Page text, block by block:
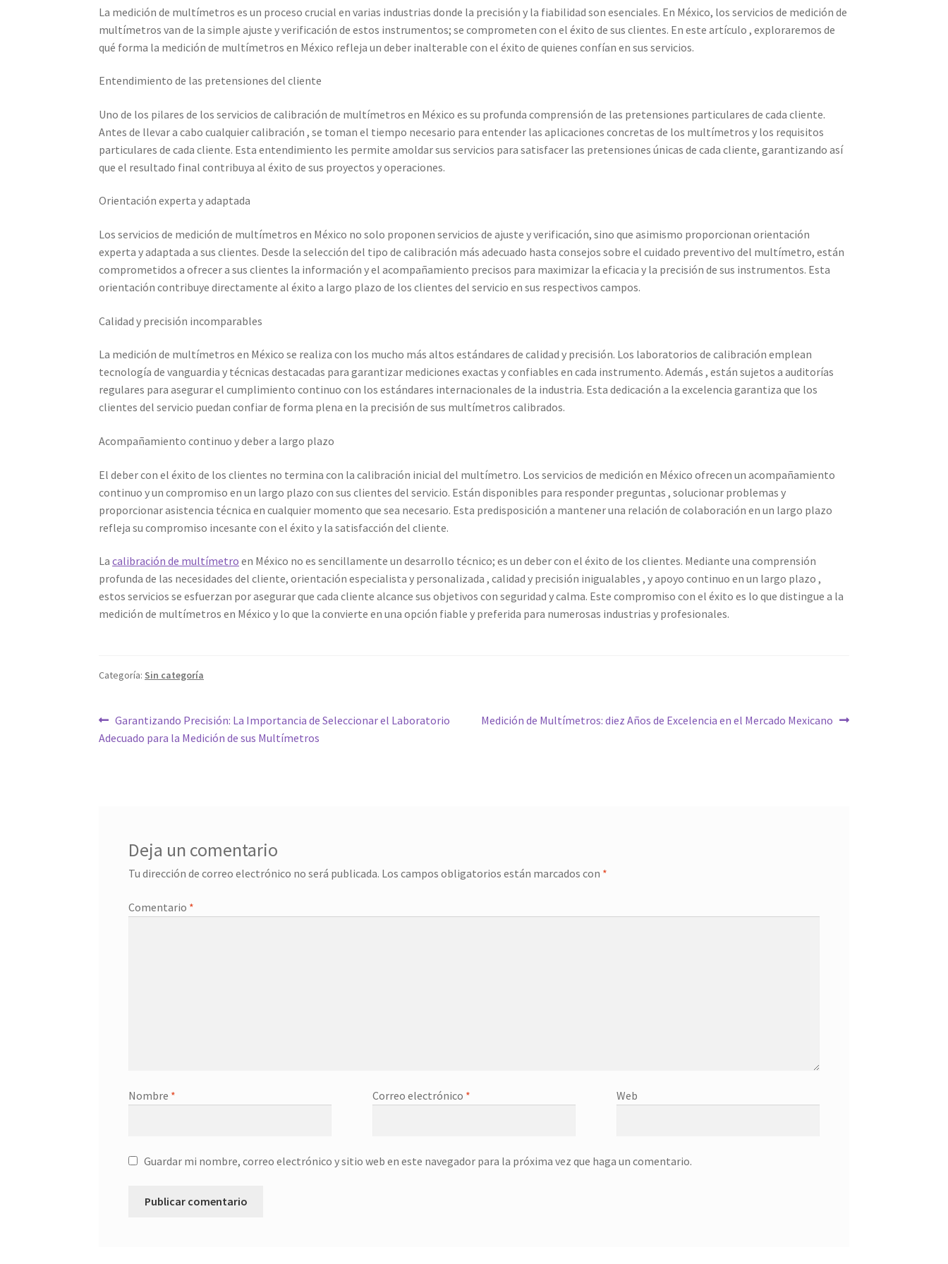
Calibración de Osciloscopios – Elekmed MéxicoCarrito Finalizar compra
Medidor de tierras con certificado de calibración Mi cuenta Multímetro con certificado de calibración
Productos calibrados con certificado de CalibraciónServicios de calibración eléctrica
Sobre Nosotros – Elekmed México Soporte TiendaTrayectoria de Elekmed México
La medición de multímetros es un proceso crucial en varias industrias donde la precisión y la fiabilidad son esenciales. En México, los servicios de medición de
multímetros van de la simple ajuste y verificación de estos instrumentos; se comprometen con el éxito de sus clientes. En este artículo , exploraremos de
qué forma la medición de multímetros en México refleja un deber inalterable con el éxito de quienes confían en sus servicios.
Entendimiento de las pretensiones del cliente
Uno de los pilares de los servicios de calibración de multímetros en México es su profunda comprensión de las pretensiones particulares de cada cliente.
Antes de llevar a cabo cualquier calibración , se toman el tiempo necesario para entender las aplicaciones concretas de los multímetros y los requisitos
particulares de cada cliente. Esta entendimiento les permite amoldar sus servicios para satisfacer las pretensiones únicas de cada cliente, garantizando así
que el resultado final contribuya al éxito de sus proyectos y operaciones.
Orientación experta y adaptada
Los servicios de medición de multímetros en México no solo proponen servicios de ajuste y verificación, sino que asimismo proporcionan orientación
experta y adaptada a sus clientes. Desde la selección del tipo de calibración más adecuado hasta consejos sobre el cuidado preventivo del multímetro, están
comprometidos a ofrecer a sus clientes la información y el acompañamiento precisos para maximizar la eficacia y la precisión de sus instrumentos. Esta
orientación contribuye directamente al éxito a largo plazo de los clientes del servicio en sus respectivos campos.
Calidad y precisión incomparables
La medición de multímetros en México se realiza con los mucho más altos estándares de calidad y precisión. Los laboratorios de calibración emplean
tecnología de vanguardia y técnicas destacadas para garantizar mediciones exactas y confiables en cada instrumento. Además , están sujetos a auditorías
regulares para asegurar el cumplimiento continuo con los estándares internacionales de la industria. Esta dedicación a la excelencia garantiza que los
clientes del servicio puedan confiar de forma plena en la precisión de sus multímetros calibrados.
Acompañamiento continuo y deber a largo plazo
El deber con el éxito de los clientes no termina con la calibración inicial del multímetro. Los servicios de medición en México ofrecen un acompañamiento
continuo y un compromiso en un largo plazo con sus clientes del servicio. Están disponibles para responder preguntas , solucionar problemas y
proporcionar asistencia técnica en cualquier momento que sea necesario. Esta predisposición a mantener una relación de colaboración en un largo plazo
refleja su compromiso incesante con el éxito y la satisfacción del cliente.
Lacalibración de multímetro en México no es sencillamente un desarrollo técnico; es un deber con el éxito de los clientes. Mediante una comprensión
profunda de las necesidades del cliente, orientación especialista y personalizada , calidad y precisión inigualables , y apoyo continuo en un largo plazo ,
estos servicios se esfuerzan por asegurar que cada cliente alcance sus objetivos con seguridad y calma. Este compromiso con el éxito es lo que distingue a la
medición de multímetros en México y lo que la convierte en una opción fiable y preferida para numerosas industrias y profesionales.
Categoría: Sin categoría
Navegación
de
Entrada
anterior:
Garantizando Precisión: La Importancia de Seleccionar el Laboratorio
Adecuado para la Medición de sus Multímetros
Siguiente
Medición de Multímetros: diez Años de Excelencia en el Mercado Mexicano
Deja un comentario
Tu dirección de correo electrónico no será publicada. Los campos obligatorios están marcados con *
Comentario *
Nombre * Correo electrónico * Web
Guardar mi nombre, correo electrónico y sitio web en este navegador para la próxima vez que haga un comentario.